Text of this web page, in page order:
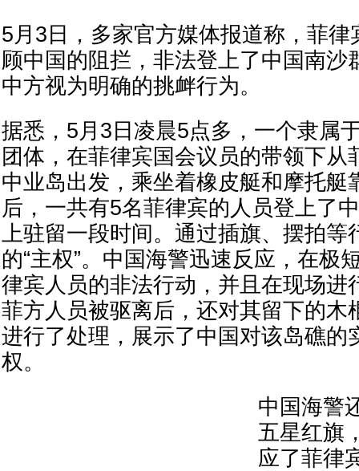
5月3日，多家官方媒体报道称，菲律
顾中国的阻拦，非法登上了中国南沙
中方视为明确的挑衅行为。
据悉，5月3日凌晨5点多，一个隶属
团体，在菲律宾国会议员的带领下从
中业岛出发，乘坐着橡皮艇和摩托艇
后，一共有5名菲律宾的人员登上了
上驻留一段时间。通过插旗、摆拍等
的“主权”。中国海警迅速反应，在极
律宾人员的非法行动，并且在现场进
菲方人员被驱离后，还对其留下的木
进行了处理，展示了中国对该岛礁的
权。
中国海警
五星红旗
应了菲律